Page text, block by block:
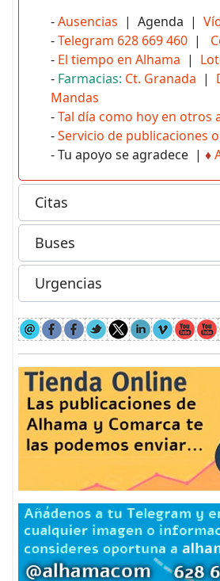
-Ausencias | Agenda |
-Telegram 628 669 460 |
- El tiempo en Alhama |
- Farmacias: Ct. Granada |
Mandas
-Tal día como hoy en otros
-Servicio de publicaciones
- Tu apoyo se agradece | ♦
Citas
Buses
Urgencias